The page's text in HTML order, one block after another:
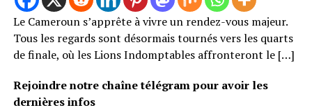
Le Cameroun s’apprête à vivre un rendez-vous majeur.
Tous les regards sont désormais tournés vers les quarts
de finale, où les Lions Indomptables affronteront le […]
Rejoindre notre chaîne télégram pour avoir les
dernières infos